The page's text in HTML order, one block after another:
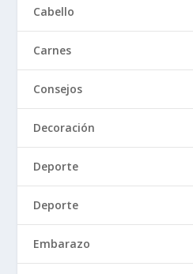
Cabello
Carnes
Consejos
Decoración
Deporte
Deporte
Embarazo